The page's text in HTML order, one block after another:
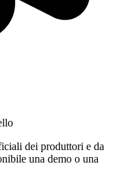
dei produttori e da
una demo o una